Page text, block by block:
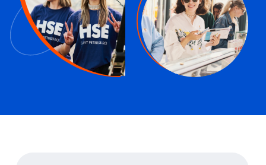
Хорошее вузовское образование
меняется вместе с рынком труда, чтобы
выпускники знали и умели именно то, что
нужно работодателям. Такому принципу
всегда следует Питерская Вышка (НИУ
ВШЭ — Санкт-Петербург) — и с этого года
запускает четыре новых бакалавриата: